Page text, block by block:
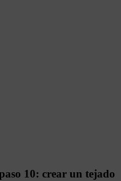
10: crear un tejado